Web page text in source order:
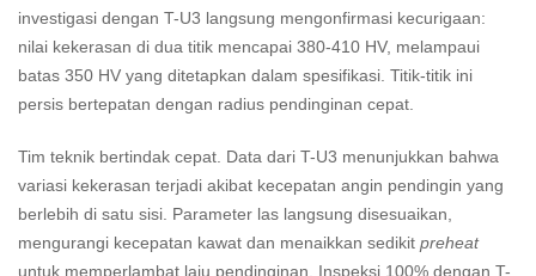
investigasi dengan T-U3 langsung mengonfirmasi kecurigaan:
nilai kekerasan di dua titik mencapai 380-410 HV, melampaui
batas 350 HV yang ditetapkan dalam spesifikasi. Titik-titik ini
persis bertepatan dengan radius pendinginan cepat.
Tim teknik bertindak cepat. Data dari T-U3 menunjukkan bahwa
variasi kekerasan terjadi akibat kecepatan angin pendingin yang
berlebih di satu sisi. Parameter las langsung disesuaikan,
mengurangi kecepatan kawat dan menaikkan sedikit preheat
untuk memperlambat laju pendinginan. Inspeksi 100% dengan T-